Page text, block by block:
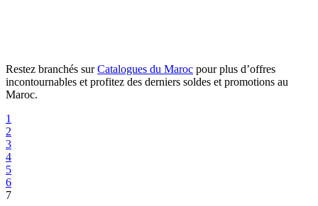
Restez branchés surCatalogues du Maroc pour plus d’offres
incontournables et profitez des derniers soldes et promotions au
Maroc.
1
2
3
4
5
6
7